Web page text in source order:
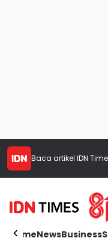
Baca artikel IDN
HomeNewsBusiness